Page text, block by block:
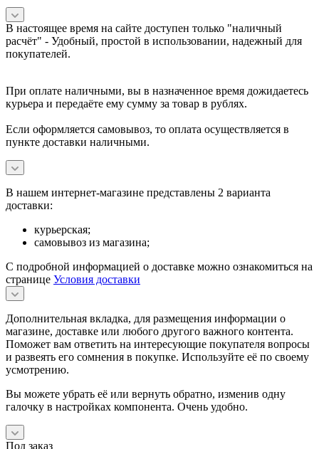
В настоящее время на сайте доступен только "наличный
расчёт" - Удобный, простой в использовании, надежный для
покупателей.
При оплате наличными, вы в назначенное время дожидаетесь
курьера и передаёте ему сумму за товар в рублях.
Если оформляется самовывоз, то оплата осуществляется в
пункте доставки наличными.
В нашем интернет-магазине представлены 2 варианта
доставки:
курьерская;
самовывоз из магазина;
С подробной информацией о доставке можно ознакомиться на
странице Условия доставки
Дополнительная вкладка, для размещения информации о
магазине, доставке или любого другого важного контента.
Поможет вам ответить на интересующие покупателя вопросы
и развеять его сомнения в покупке. Используйте её по своему
усмотрению.
Вы можете убрать её или вернуть обратно, изменив одну
галочку в настройках компонента. Очень удобно.
Под заказ